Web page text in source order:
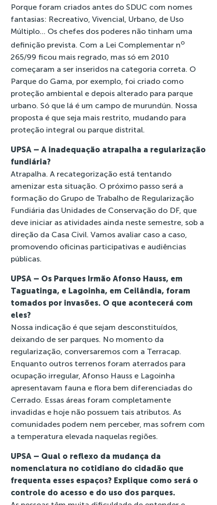
Porque foram criados antes do SDUC com nomes
fantasias: Recreativo, Vivencial, Urbano, de Uso
Múltiplo… Os chefes dos poderes não tinham uma
definição prevista. Com a Lei Complementar no
265/99 ficou mais regrado, mas só em 2010
começaram a ser inseridos na categoria correta. O
Parque do Gama, por exemplo, foi criado como
proteção ambiental e depois alterado para parque
urbano. Só que lá é um campo de murundún. Nossa
proposta é que seja mais restrito, mudando para
proteção integral ou parque distrital.
UPSA – A inadequação atrapalha a regularização
fundiária?
Atrapalha. A recategorização está tentando
amenizar esta situação. O próximo passo será a
formação do Grupo de Trabalho de Regularização
Fundiária das Unidades de Conservação do DF, que
deve iniciar as atividades ainda neste semestre, sob a
direção da Casa Civil. Vamos avaliar caso a caso,
promovendo oficinas participativas e audiências
públicas.
UPSA – Os Parques Irmão Afonso Hauss, em
Taguatinga, e Lagoinha, em Ceilândia, foram
tomados por invasões. O que acontecerá com
eles?
Nossa indicação é que sejam desconstituídos,
deixando de ser parques. No momento da
regularização, conversaremos com a Terracap.
Enquanto outros terrenos foram aterrados para
ocupação irregular, Afonso Hauss e Lagoinha
apresentavam fauna e flora bem diferenciadas do
Cerrado. Essas áreas foram completamente
invadidas e hoje não possuem tais atributos. As
comunidades podem nem perceber, mas sofrem com
a temperatura elevada naquelas regiões.
UPSA – Qual o reflexo da mudança da
nomenclatura no cotidiano do cidadão que
frequenta esses espaços? Explique como será o
controle do acesso e do uso dos parques.